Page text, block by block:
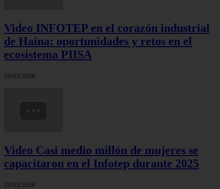
Video INFOTEP en el corazón industrial
de Haina: oportunidades y retos en el
ecosistema PIISA
10/03/2026
Video Casi medio millón de mujeres se
capacitaron en el Infotep durante 2025
10/03/2026